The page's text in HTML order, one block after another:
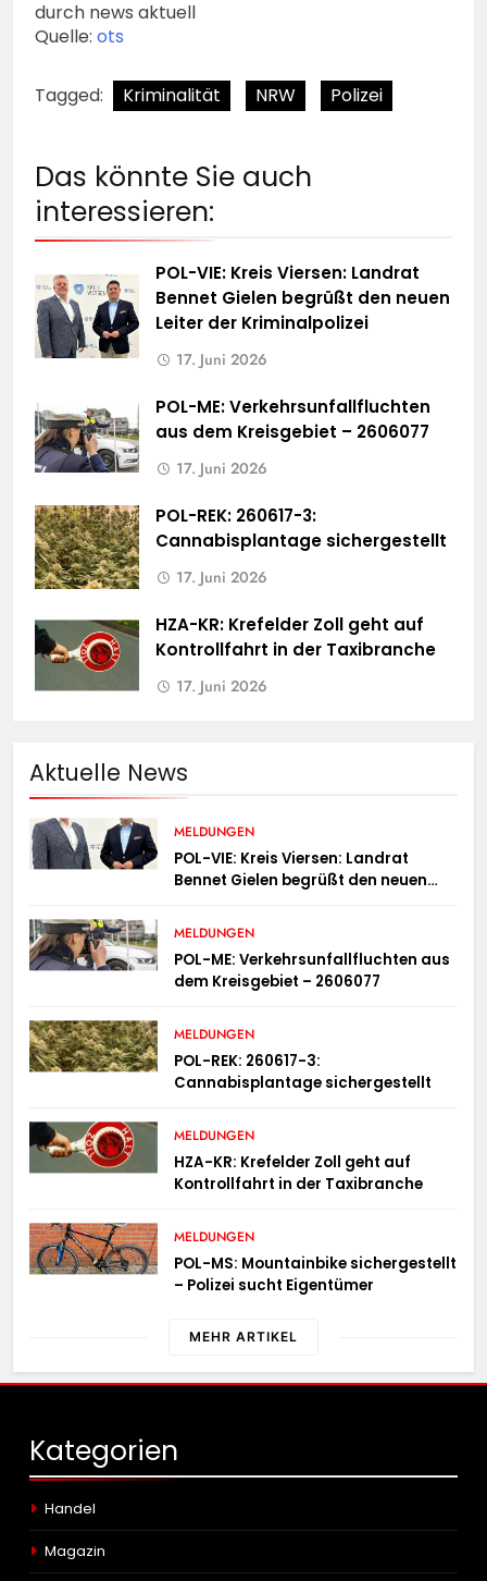
durch news aktuell
Quelle: ots
Tagged: Kriminalität NRW Polizei
Das könnte Sie auch
interessieren:
POL-VIE: Kreis Viersen: Landrat
Bennet Gielen begrüßt den neuen
Leiter der Kriminalpolizei
17. Juni 2026
POL-ME: Verkehrsunfallfluchten
aus dem Kreisgebiet – 2606077
17. Juni 2026
POL-REK: 260617-3:
Cannabisplantage sichergestellt
17. Juni 2026
HZA-KR: Krefelder Zoll geht auf
Kontrollfahrt in der Taxibranche
17. Juni 2026
Aktuelle News
MELDUNGEN
POL-VIE: Kreis Viersen: Landrat
Bennet Gielen begrüßt den neuen
MELDUNGEN
POL-ME: Verkehrsunfallfluchten aus
dem Kreisgebiet – 2606077
MELDUNGEN
POL-REK: 260617-3:
Cannabisplantage sichergestellt
MELDUNGEN
HZA-KR: Krefelder Zoll geht auf
Kontrollfahrt in der Taxibranche
MELDUNGEN
POL-MS: Mountainbike sichergestellt
– Polizei sucht Eigentümer
MEHR ARTIKEL
Kategorien
Handel
Magazin